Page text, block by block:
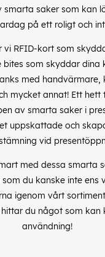
smarta saker som kan
på ett roligt och
vi RFID-kort som
bites som skyddar dina
med handvärmare,
mycket annat! Ett hett
av smarta saker i
uppskattade och
vid
med dessa smarta
du kanske inte ens
igenom vårt
du något som kan
användning!